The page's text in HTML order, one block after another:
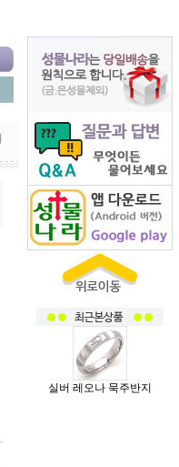
실버 레오나 묵주반지